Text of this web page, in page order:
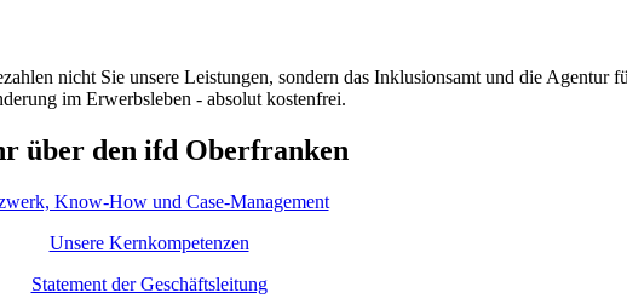
nicht Sie unsere Leistungen, sondern das Inklusionsamt und die
im Erwerbsleben - absolut kostenfrei.
über den ifd Oberfranken
Know-How und Case-Management
Unsere Kernkompetenzen
Statement der Geschäftsleitung